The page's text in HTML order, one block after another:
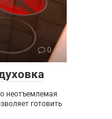
0
неотъемлемая
готовить